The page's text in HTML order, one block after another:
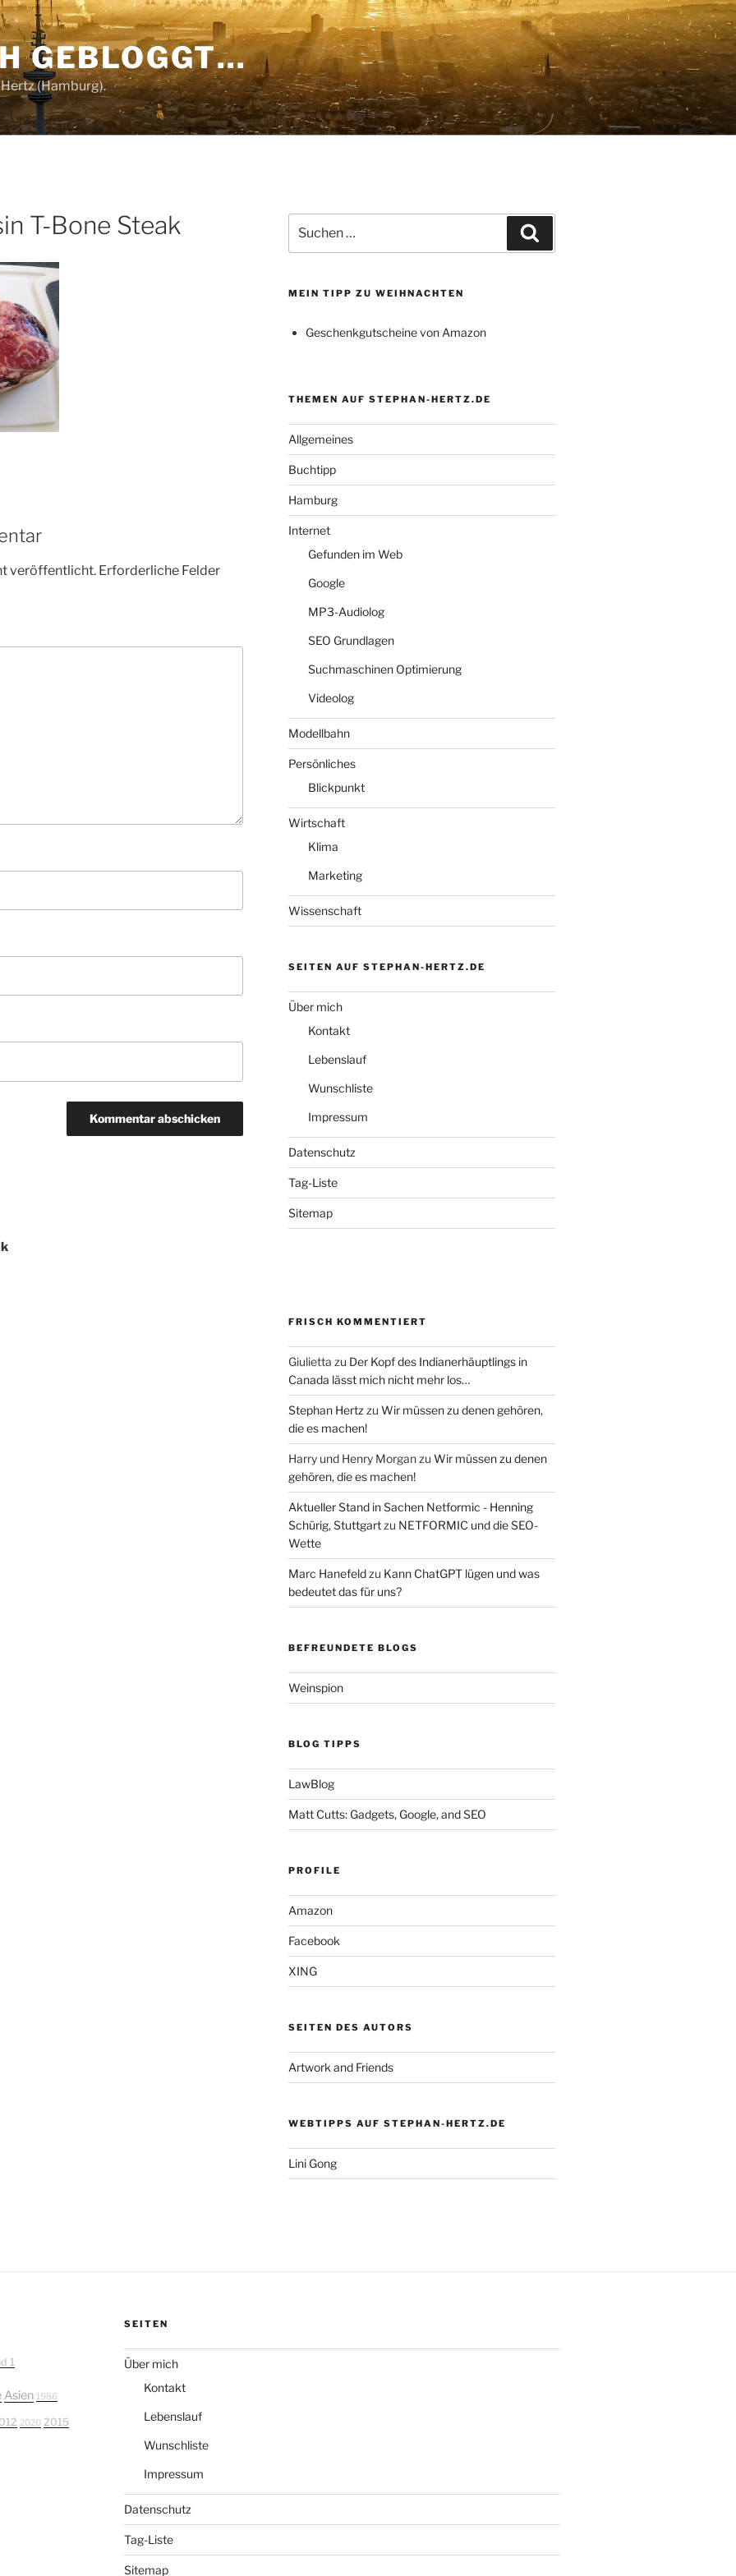
GEBLOGGT…
(Hamburg).
T-Bone Steak
veröffentlicht. Erforderliche Felder
nach:
MEIN TIPP ZU WEIHNACHTEN
Geschenkgutscheine von Amazon
THEMEN AUF STEPHAN-HERTZ.DE
Allgemeines
Buchtipp
Hamburg
Internet
Gefunden im Web
Google
MP3-Audiolog
SEO Grundlagen
Suchmaschinen Optimierung
Videolog
Modellbahn
Persönliches
Blickpunkt
Wirtschaft
Klima
Marketing
Wissenschaft
SEITEN AUF STEPHAN-HERTZ.DE
Über mich
Kontakt
Lebenslauf
Wunschliste
Impressum
Datenschutz
Tag-Liste
Sitemap
FRISCH KOMMENTIERT
Giulietta zu Der Kopf des Indianerhäuptlings in
Canada lässt mich nicht mehr los…
Stephan Hertz zu Wir müssen zu denen gehören,
die es machen!
Harry und Henry Morganzu Wir müssen zu denen
gehören, die es machen!
Aktueller Stand in Sachen Netformic - Henning
Schürig, Stuttgartzu NETFORMIC und die SEO-
Wette
Marc Hanefeldzu Kann ChatGPT lügen und was
bedeutet das für uns?
BEFREUNDETE BLOGS
Weinspion
BLOG TIPPS
LawBlog
Matt Cutts: Gadgets, Google, and SEO
PROFILE
Amazon
Facebook
XING
SEITEN DES AUTORS
Artwork and Friends
WEBTIPPS AUF STEPHAN-HERTZ.DE
Lini Gong
1
Asien 1986
2020 2015
SEITEN
Über mich
Kontakt
Lebenslauf
Wunschliste
Impressum
Datenschutz
Tag-Liste
Sitemap